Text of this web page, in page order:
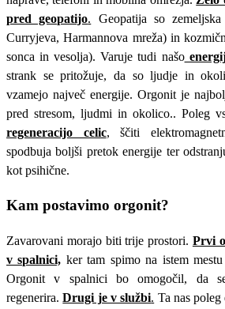
pred geopatijo. Geopatija so
Curryjeva, Harmannova mreža) in
sonca in vesolja). Varuje tudi našo
strank se pritožuje, da so ljudje in
vzamejo največ energije. Orgonit je
pred stresom, ljudmi in okolico.. Poleg
regeneracijo celic, ščiti
spodbuja boljši pretok energije ter
kot psihične.
Kam postavimo orgonit?
Zavarovani morajo biti trije prostori. Prvi
v spalnici, ker tam spimo na istem
Orgonit v spalnici bo omogočil, da
regenerira.Drugi je v službi. Ta nas